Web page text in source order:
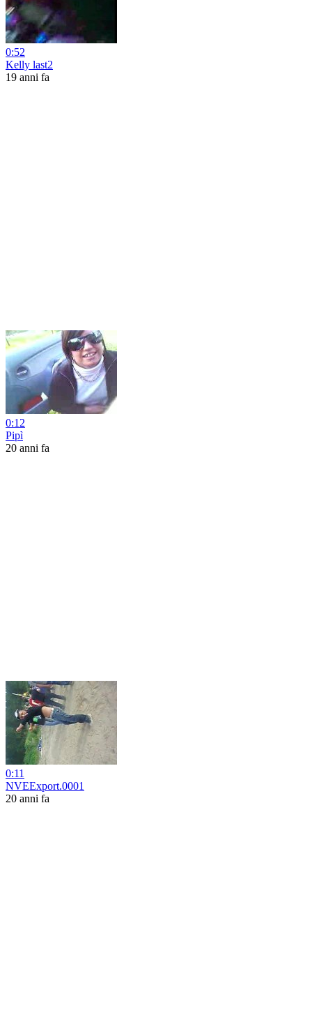
0:52
Kelly last2
19 anni fa
0:12
Pipì
20 anni fa
0:11
NVEExport.0001
20 anni fa